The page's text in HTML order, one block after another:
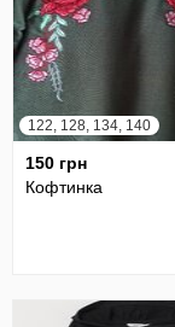
122, 128, 134, 140
150 грн
Кофтинка